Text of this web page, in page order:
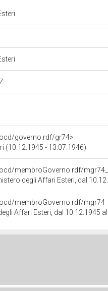
governo.rdf/gr74>
(10.12.1945 - 13.07.1946)
membroGoverno.rdf/
degli Affari Esteri, dal
membroGoverno.rdf/
Affari Esteri, dal 10.12.1945